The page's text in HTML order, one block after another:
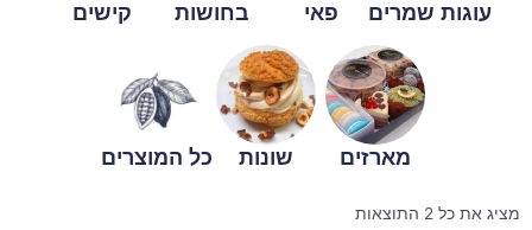
עוגות שמרים פאי בחושות קישים
מארזים שונות כל המוצרים
מציג את כל 2 התוצאות